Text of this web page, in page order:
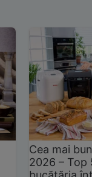
Cea mai
2026 –